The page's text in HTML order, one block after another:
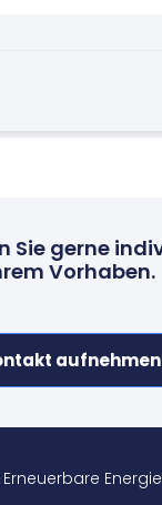
Sie gerne
Vorhaben.
aufnehmen